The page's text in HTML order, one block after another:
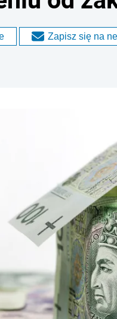
Zapisz się na